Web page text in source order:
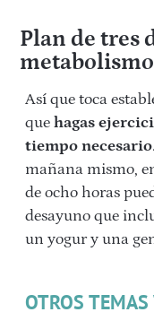
Plan de tres
metabolismo
Así que toca
que hagas
tiempo necesario
mañana mismo,
de ocho horas
desayuno que
un yogur y una
OTROS TEMAS